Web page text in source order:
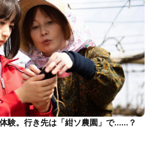
験。行き先は「紺ソ農園」で……？